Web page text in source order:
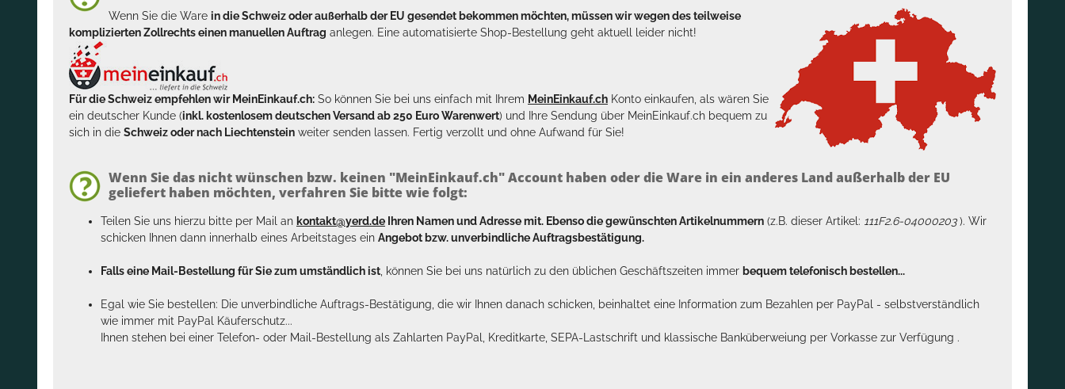
Wenn Sie die Ware in die Schweiz oder außerhalb der EU gesendet bekommen möchten, müssen wir wegen des teilweise
komplizierten Zollrechts einen manuellen Auftrag anlegen. Eine automatisierte Shop-Bestellung geht aktuell leider nicht!
Für die Schweiz empfehlen wir MeinEinkauf.ch: So können Sie bei uns einfach mit Ihrem MeinEinkauf.ch Konto einkaufen, als wären Sie
ein deutscher Kunde (inkl. kostenlosem deutschen Versand ab 250 Euro Warenwert) und Ihre Sendung über MeinEinkauf.ch bequem zu
sich in die Schweiz oder nach Liechtenstein weiter senden lassen. Fertig verzollt und ohne Aufwand für Sie!
Wenn Sie das nicht wünschen bzw. keinen "MeinEinkauf.ch" Account haben oder die Ware in ein anderes Land außerhalb der EU
geliefert haben möchten, verfahren Sie bitte wie folgt:
Teilen Sie uns hierzu bitte per Mail an kontakt@yerd.de Ihren Namen und Adresse mit. Ebenso die gewünschten Artikelnummern (z.B. dieser Artikel: 111F2.6-04000203). Wir
schicken Ihnen dann innerhalb eines Arbeitstages ein Angebot bzw. unverbindliche Auftragsbestätigung.
Falls eine Mail-Bestellung für Sie zum umständlich ist , können Sie bei uns natürlich zu den üblichen Geschäftszeiten immer bequem telefonisch bestellen...
Egal wie Sie bestellen: Die unverbindliche Auftrags-Bestätigung, die wir Ihnen danach schicken, beinhaltet eine Information zum Bezahlen per PayPal - selbstverständlich
wie immer mit PayPal Käuferschutz...
Ihnen stehen bei einer Telefon- oder Mail-Bestellung als Zahlarten PayPal, Kreditkarte, SEPA-Lastschrift und klassische Banküberweiung per Vorkasse zur Verfügung .